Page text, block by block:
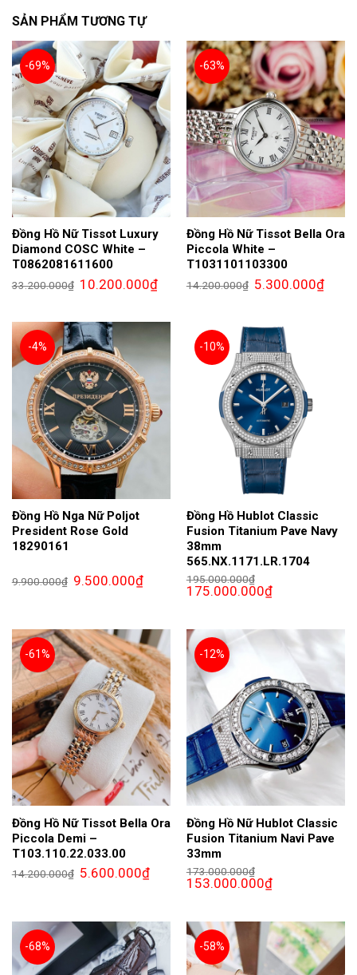
SẢN PHẨM TƯƠNG TỰ
-69%
Đồng Hồ Nữ Tissot Luxury
Diamond COSC White –
T0862081611600
33.200.000₫ Giá
gốc
10.200.000₫Giá
hiện
10.200.000₫.
-63%
Đồng Hồ Nữ Tissot Bella Ora
Piccola White –
T1031101103300
14.200.000₫ Giá
gốc
5.300.000₫Giá
hiện
-4%
Đồng Hồ Nga Nữ Poljot
President Rose Gold
18290161
9.900.000₫ Giá
gốc
9.500.000₫Giá
hiện
-10%
Đồng Hồ Hublot Classic
Fusion Titanium Pave Navy
38mm
565.NX.1171.LR.1704
195.000.000₫
Giá
gốc
175.000.000₫Giá
hiện
175.000.000₫.
-61%
Đồng Hồ Nữ Tissot Bella Ora
Piccola Demi –
T103.110.22.033.00
14.200.000₫ Giá
gốc
5.600.000₫Giá
hiện
-12%
Đồng Hồ Nữ Hublot Classic
Fusion Titanium Navi Pave
33mm
173.000.000₫
Giá
gốc
153.000.000₫Giá
hiện
153.000.000₫.
-68%
-58%